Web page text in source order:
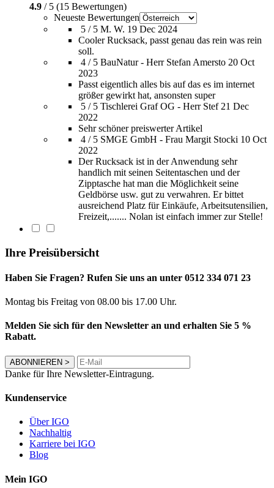
4.9 / 5 (15 Bewertungen)
Neueste Bewertungen
5 / 5 M. W. 19 Dec 2024
Cooler Rucksack, passt genau das rein was rein
soll.
4 / 5 BauNatur - Herr Stefan Amersto 20 Oct
2023
Passt eigentlich alles bis auf das es im internet
größer gewirkt hat, ansonsten super
5 / 5 Tischlerei Graf OG - Herr Stef 21 Dec
2022
Sehr schöner preiswerter Artikel
4 / 5 SMGE GmbH - Frau Margit Stocki 10 Oct
2022
Der Rucksack ist in der Anwendung sehr
handlich mit seinen Seitentaschen und der
Zipptasche hat man die Möglichkeit seine
Geldbörse usw. gut zu verwahren. Er bittet
ausreichend Platz für Einkäufe, Arbeitsutensilien,
Freizeit,....... Nolan ist einfach immer zur Stelle!
Ihre Preisübersicht
Haben Sie Fragen? Rufen Sie uns an unter 0512 334 071 23
Montag bis Freitag von 08.00 bis 17.00 Uhr.
Melden Sie sich für den Newsletter an und erhalten Sie 5 %
Rabatt.
ABONNIEREN >
Danke für Ihre Newsletter-Eintragung.
Kundenservice
Über IGO
Nachhaltig
Karriere bei IGO
Blog
Mein IGO